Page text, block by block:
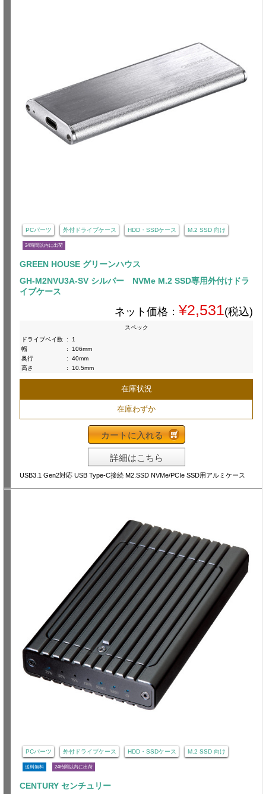
PCパーツ 外付ドライブケース HDD・SSDケース M.2 SSD 向け
24時間以内に出荷
GREEN HOUSE グリーンハウス
GH-M2NVU3A-SV シルバー NVMe M.2 SSD専用外付けドラ
イブケース
ネット価格： ¥2,531(税込)
スペック
ドライブベイ数 :
1
幅
:
106mm
奥行
:
40mm
高さ
: 10.5mm
在庫状況
在庫わずか
カートに入れる
詳細はこちら
USB3.1 Gen2対応 USB Type-C接続 M2.SSD NVMe/PCIe SSD用アルミケース
PCパーツ 外付ドライブケース HDD・SSDケース M.2 SSD 向け
送料無料 24時間以内に出荷
CENTURY センチュリー